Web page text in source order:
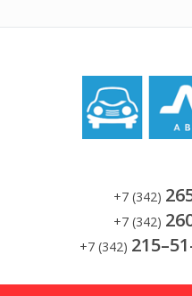
+7 (342)
+7 (342)
+7 (342)